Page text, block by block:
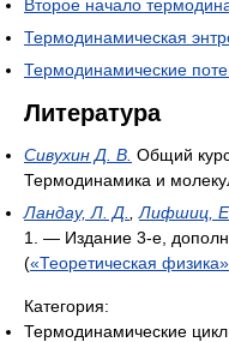
Второе начало
Термодинамическая
Термодинамические
Литература
Сивухин Д. В. Общий
Термодинамика и
Ландау, Л. Д.
Лифшиц,
1. — Издание 3-е,
(«Теоретическая физика»
Категория:
Термодинамические